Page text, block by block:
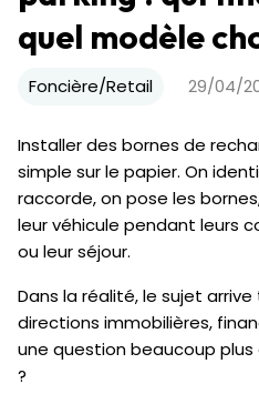
quel modèle
Foncière/Retail 29/04/
Installer des bornes de
simple sur le papier. On
raccorde, on pose les
leur véhicule pendant leurs
ou leur séjour.
Dans la réalité, le sujet
directions immobilières,
une question beaucoup
?